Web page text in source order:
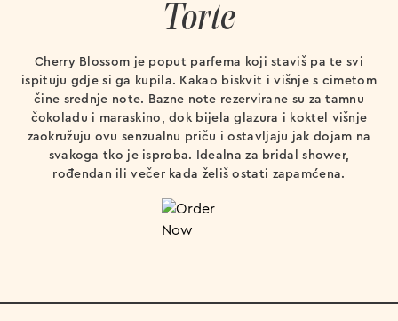
Torte
Cherry Blossom je poput parfema koji staviš pa te svi
ispituju gdje si ga kupila. Kakao biskvit i višnje s cimetom
čine srednje note. Bazne note rezervirane su za tamnu
čokoladu i maraskino, dok bijela glazura i koktel višnje
zaokružuju ovu senzualnu priču i ostavljaju jak dojam na
svakoga tko je isproba. Idealna za bridal shower,
rođendan ili večer kada želiš ostati zapamćena.